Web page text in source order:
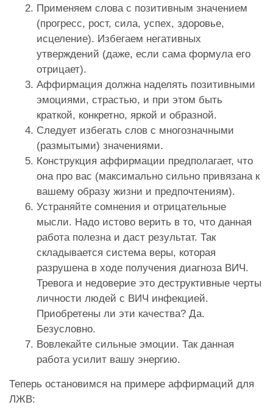
Применяем слова с позитивным значением
(прогресс, рост, сила, успех, здоровье,
исцеление). Избегаем негативных
утверждений (даже, если сама формула его
отрицает).
Аффирмация должна наделять позитивными
эмоциями, страстью, и при этом быть
краткой, конкретно, яркой и образной.
Следует избегать слов с многозначными
(размытыми) значениями.
Конструкция аффирмации предполагает, что
она про вас (максимально сильно привязана к
вашему образу жизни и предпочтениям).
Устраняйте сомнения и отрицательные
мысли. Надо истово верить в то, что данная
работа полезна и даст результат. Так
складывается система веры, которая
разрушена в ходе получения диагноза ВИЧ.
Тревога и недоверие это деструктивные черты
личности людей с ВИЧ инфекцией.
Приобретены ли эти качества? Да.
Безусловно.
Вовлекайте сильные эмоции. Так данная
работа усилит вашу энергию.
Теперь остановимся на примере аффирмаций для
ЛЖВ: